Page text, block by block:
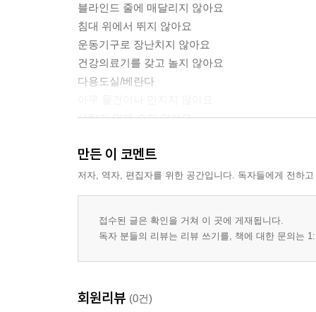
블라인드 줄에 매달리지 않아요
침대 위에서 뛰지 않아요
운동기구로 장난치지 않아요
건강의료기를 갖고 놀지 않아요
다용도실/베란다
세탁기 안에 숨지 않아요
베란다 밖을 내다보지 않아요
꽃을 함부로 만지지 않아요
전기레인지를 만지지 않아요
냉장고를 바르게 사용해요
뜨거운 물건을 조심해요
만든 이 코멘트
저자, 역자, 편집자를 위한 공간입니다. 독자들에게 전하
접수된 글은 확인을 거쳐 이 곳에 게재됩니다.
독자 분들의 리뷰는 리뷰 쓰기를, 책에 대한 문의는
회원리뷰 (0건)